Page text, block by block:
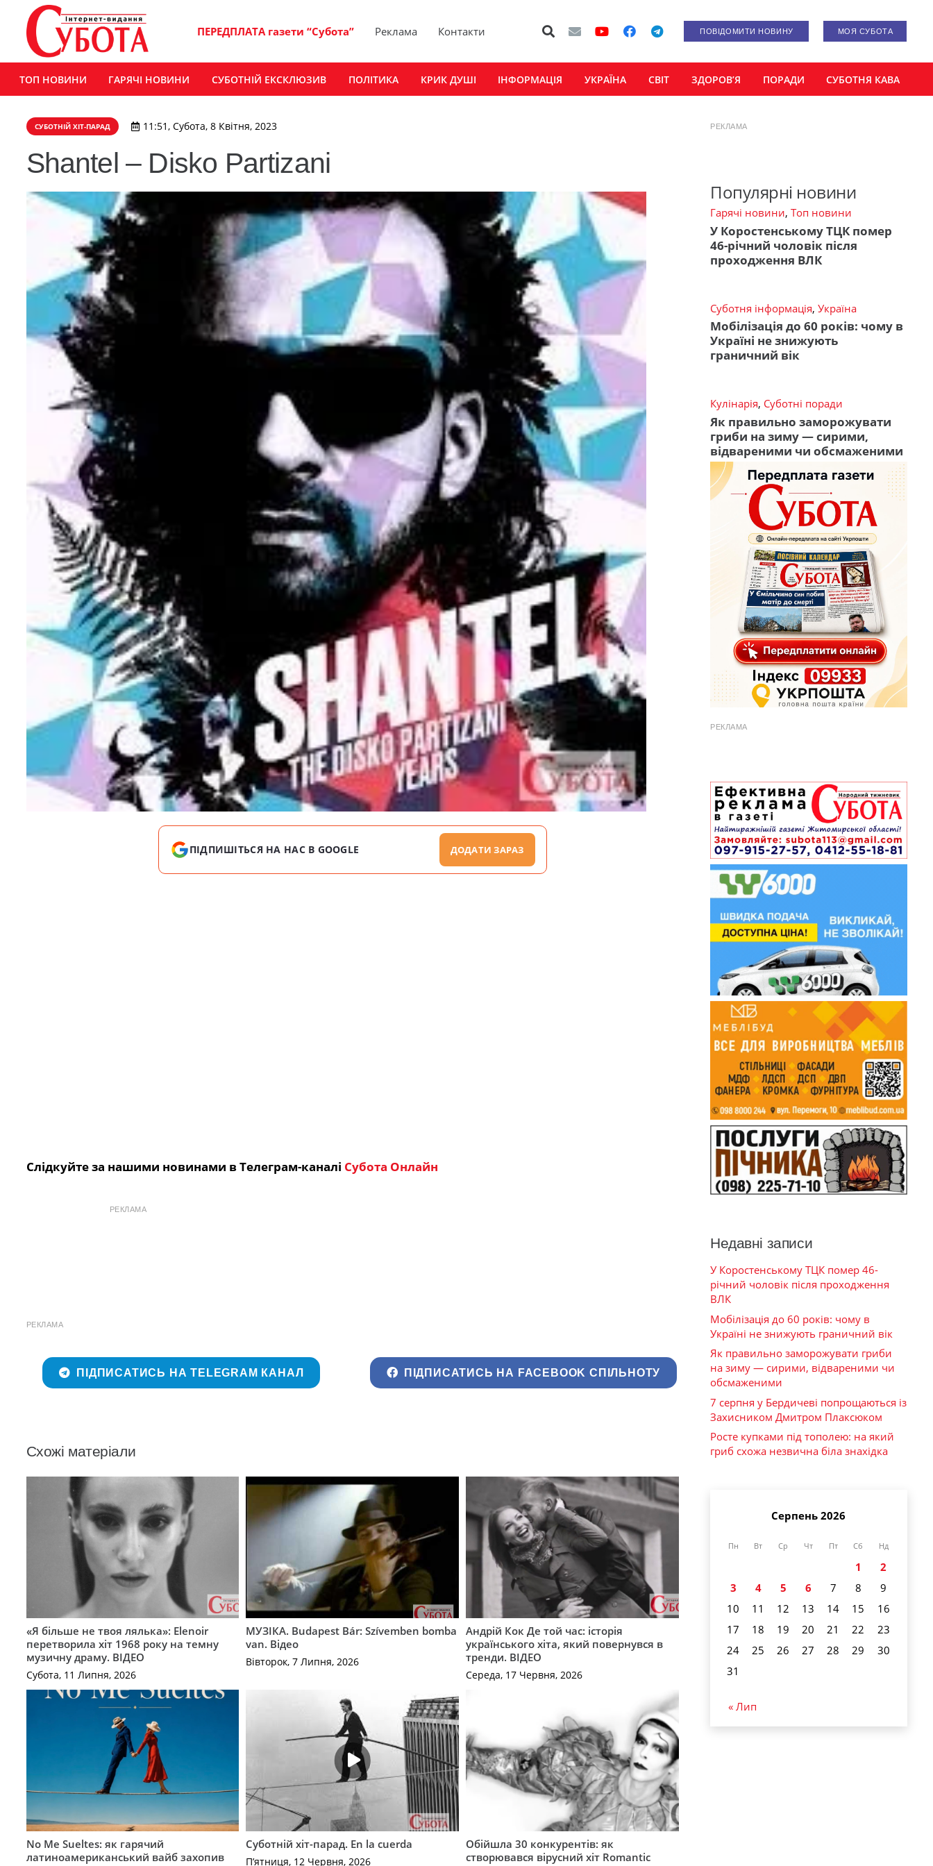
ПЕРЕДПЛАТА газети “Субота” Реклама Контакти ПОВІДОМИТИ НОВИНУ МОЯ СУБОТА
ТОП НОВИНИ ГАРЯЧІ НОВИНИ СУБОТНІЙ ЕКСКЛЮЗИВ ПОЛІТИКА КРИК ДУШІ ІНФОРМАЦІЯ УКРАЇНА СВІТ ЗДОРОВ’Я ПОРАДИ СУБОТНЯ КАВА
СУБОТНІЙ ХІТ-ПАРАД 11:51, Субота, 8 Квітня, 2023
Shantel – Disko Partizani
ПІДПИШІТЬСЯ НА НАС В GOOGLE ДОДАТИ ЗАРАЗ
Слідкуйте за нашими новинами в Телеграм-каналі Субота Онлайн
РЕКЛАМА
РЕКЛАМА
ПІДПИСАТИСЬ НА TELEGRAM КАНАЛ ПІДПИСАТИСЬ НА FACEBOOK СПІЛЬНОТУ
Схожі матеріали
«Я більше не твоя лялька»: Elenoir
перетворила хіт 1968 року на темну
музичну драму. ВІДЕО
Субота, 11 Липня, 2026
МУЗІКА. Budapest Bár: Szívemben bomba
van. Відео
Вівторок, 7 Липня, 2026
Андрій Кок Де той час: історія
українського хіта, який повернувся в
тренди. ВІДЕО
Середа, 17 Червня, 2026
No Me Sueltes: як гарячий
латиноамериканський вайб захопив
Суботній хіт-парад. En la cuerda
П’ятниця, 12 Червня, 2026
Обійшла 30 конкурентів: як
створювався вірусний хіт Romantic
РЕКЛАМА
Популярні новини
Гарячі новини, Топ новини
У Коростенському ТЦК помер
46-річний чоловік після
проходження ВЛК
Суботня інформація, Україна
Мобілізація до 60 років: чому в
Україні не знижують
граничний вік
Кулінарія, Суботні поради
Як правильно заморожувати
гриби на зиму — сирими,
відвареними чи обсмаженими
РЕКЛАМА
Недавні записи
У Коростенському ТЦК помер 46-
річний чоловік після проходження
ВЛК
Мобілізація до 60 років: чому в
Україні не знижують граничний вік
Як правильно заморожувати гриби
на зиму — сирими, відвареними чи
обсмаженими
7 серпня у Бердичеві попрощаються із
Захисником Дмитром Плаксюком
Росте купками під тополею: на який
гриб схожа незвична біла знахідка
Серпень 2026
Пн Вт Ср Чт Пт Сб Нд
1
2
3
4 5 6 7 8
9
10
11 12 13 14 15
16
17
18 19 20 21 22
23
24
25 26 27 28 29
30
31
« Лип